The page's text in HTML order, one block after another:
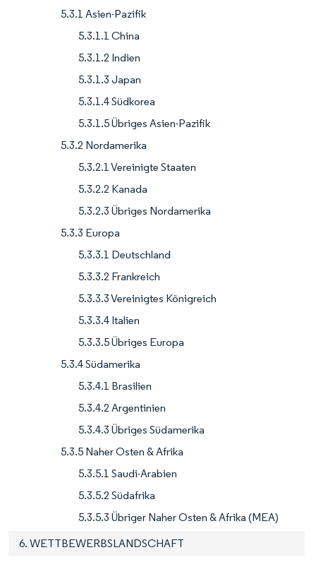
5.3.1 Asien-Pazifik
5.3.1.1 China
5.3.1.2 Indien
5.3.1.3 Japan
5.3.1.4 Südkorea
5.3.1.5 Übriges Asien-Pazifik
5.3.2 Nordamerika
5.3.2.1 Vereinigte Staaten
5.3.2.2 Kanada
5.3.2.3 Übriges Nordamerika
5.3.3 Europa
5.3.3.1 Deutschland
5.3.3.2 Frankreich
5.3.3.3 Vereinigtes Königreich
5.3.3.4 Italien
5.3.3.5 Übriges Europa
5.3.4 Südamerika
5.3.4.1 Brasilien
5.3.4.2 Argentinien
5.3.4.3 Übriges Südamerika
5.3.5 Naher Osten & Afrika
5.3.5.1 Saudi-Arabien
5.3.5.2 Südafrika
5.3.5.3 Übriger Naher Osten & Afrika (MEA)
6. WETTBEWERBSLANDSCHAFT